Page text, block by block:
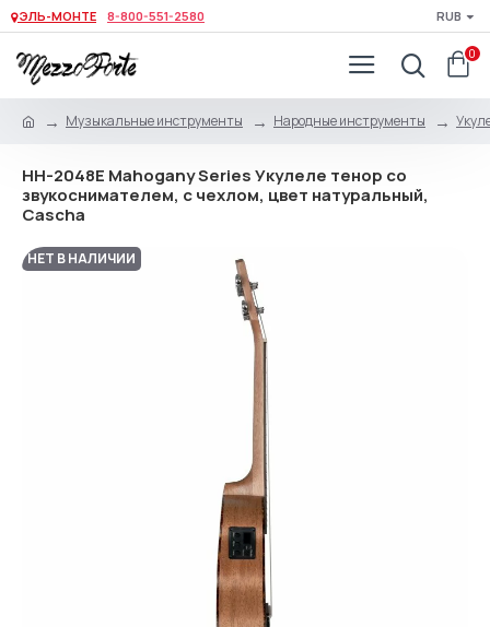
ЭЛЬ-МОНТЕ 8-800-551-2580 RUB
0
Музыкальные инструменты Народные инструменты
HH-2048E Mahogany Series Укулеле тенор со
звукоснимателем, с чехлом, цвет натуральный,
Cascha
НЕТ В НАЛИЧИИ